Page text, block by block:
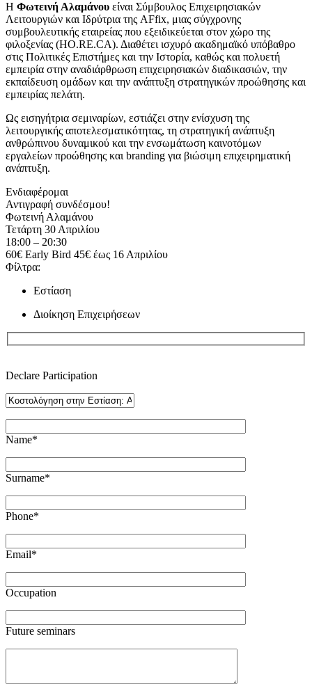
Η Φωτεινή Αλαμάνου είναι Σύμβουλος Επιχειρησιακών
Λειτουργιών και Ιδρύτρια της AFfix, μιας σύγχρονης
συμβουλευτικής εταιρείας που εξειδικεύεται στον χώρο της
φιλοξενίας (HO.RE.CA). Διαθέτει ισχυρό ακαδημαϊκό υπόβαθρο
στις Πολιτικές Επιστήμες και την Ιστορία, καθώς και πολυετή
εμπειρία στην αναδιάρθρωση επιχειρησιακών διαδικασιών, την
εκπαίδευση ομάδων και την ανάπτυξη στρατηγικών προώθησης και
εμπειρίας πελάτη.
Ως εισηγήτρια σεμιναρίων, εστιάζει στην ενίσχυση της
λειτουργικής αποτελεσματικότητας, τη στρατηγική ανάπτυξη
ανθρώπινου δυναμικού και την ενσωμάτωση καινοτόμων
εργαλείων προώθησης και branding για βιώσιμη επιχειρηματική
ανάπτυξη.
Ενδιαφέρομαι
Αντιγραφή συνδέσμου!
Φωτεινή Αλαμάνου
Τετάρτη 30 Απριλίου
18:00 – 20:30
60€ Early Bird 45€ έως 16 Απριλίου
Φίλτρα:
Εστίαση
Διοίκηση Επιχειρήσεων
Declare Participation
Name*
Surname*
Phone*
Email*
Occupation
Future seminars